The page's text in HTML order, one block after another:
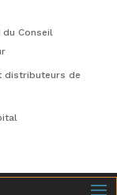
du Conseil
distributeurs de